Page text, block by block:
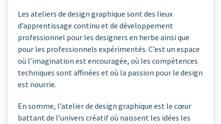
Les ateliers de design graphique sont des lieux
d’apprentissage continu et de développement
professionnel pour les designers en herbe ainsi que
pour les professionnels expérimentés. C’est un espace
où l’imagination est encouragée, où les compétences
techniques sont affinées et où la passion pour le design
est nourrie.
En somme, l’atelier de design graphique est le cœur
battant de l’univers créatif où naissent les idées les